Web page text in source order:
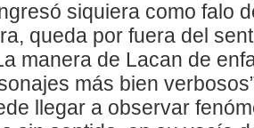
siquiera como falo
queda por fuera del
manera de Lacan de
más bien
llegar a observar